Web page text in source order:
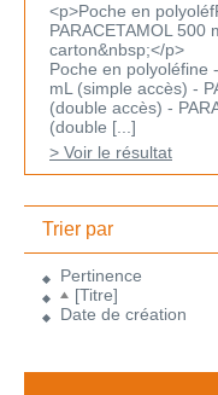
<p>Poche en
PARACETAMOL 500
carton&nbsp;</p>
Poche en polyoléfine
mL (simple accès) -
(double accès) -
(double [...]
> Voir le résultat
Trier par
Pertinence
[Titre]
Date de création